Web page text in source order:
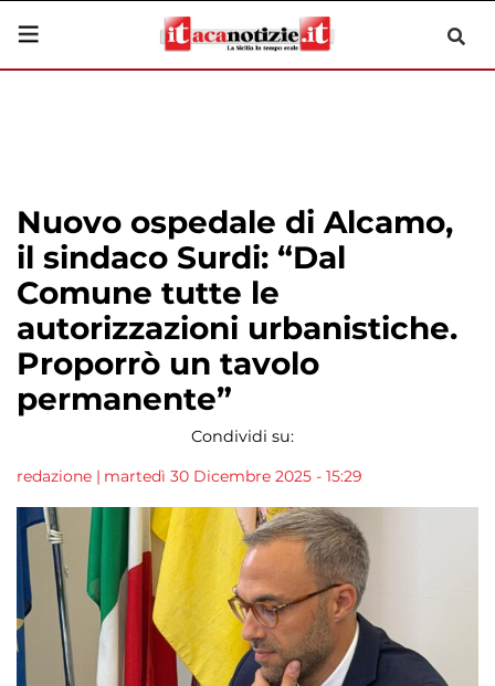
Nuovo ospedale di Alcamo,
il sindaco Surdi: “Dal
Comune tutte le
autorizzazioni urbanistiche.
Proporrò un tavolo
permanente”
Condividi su:
redazione | martedì 30 Dicembre 2025 - 15:29